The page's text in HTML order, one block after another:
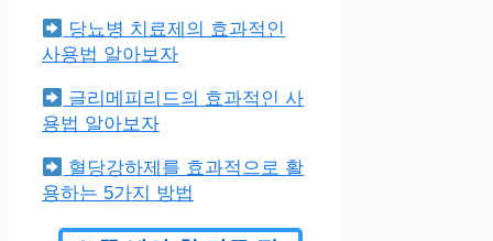
당뇨병 치료제의 효과적인
사용법 알아보자
글리메피리드의 효과적인 사
용법 알아보자
혈당강하제를 효과적으로 활
용하는 5가지 방법